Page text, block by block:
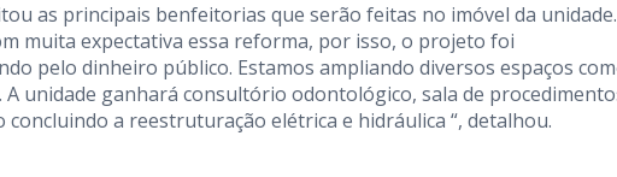
as principais benfeitorias que serão feitas no imóvel da unidade.
muita expectativa essa reforma, por isso, o projeto foi
pelo dinheiro público. Estamos ampliando diversos espaços
unidade ganhará consultório odontológico, sala de
a reestruturação elétrica e hidráulica “, detalhou.